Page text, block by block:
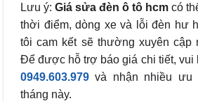
Lưu ý: Giá sửa đèn ô tô hcm có
thời điểm, dòng xe và lỗi đèn hư
tôi cam kết sẽ thường xuyên cập
Để được hỗ trợ báo giá chi tiết, vui
0949.603.979 và nhận nhiều ưu
tháng này.